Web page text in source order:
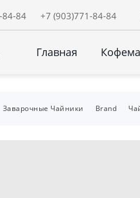
84-84 +7 (903)771-84-84
Главная
Заварочные Чайники Brand